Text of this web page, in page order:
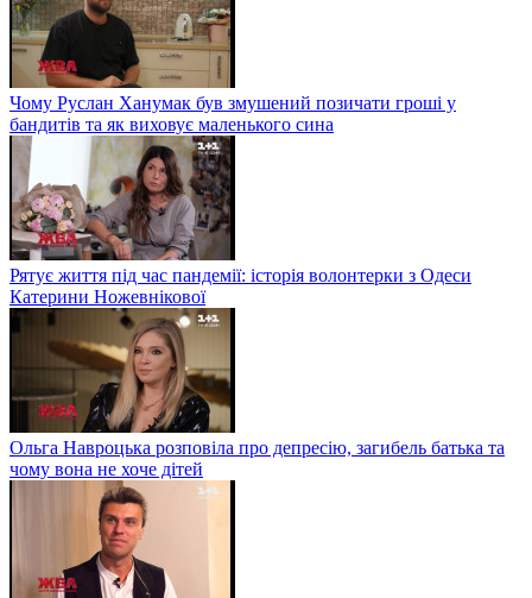
Чому Руслан Ханумак був змушений позичати гроші у
бандитів та як виховує маленького сина
Рятує життя під час пандемії: історія волонтерки з Одеси
Катерини Ножевнікової
Ольга Навроцька розповіла про депресію, загибель батька та
чому вона не хоче дітей